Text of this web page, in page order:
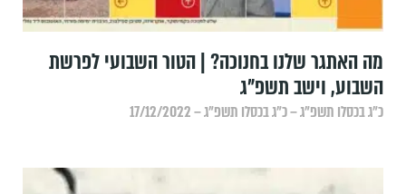
מה האתגר שלנו בחנוכה? | הטור השבועי לפרשת
השבוע, וישב תשפ"ג
כ״ג בכסלו תשפ״ג – כ״ג בכסלו תשפ״ג – 17/12/2022